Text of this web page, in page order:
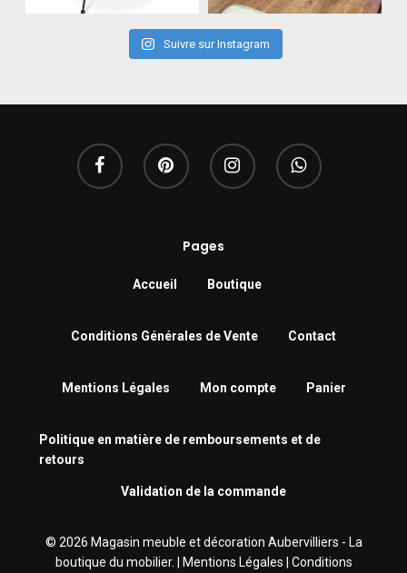
Suivre sur Instagram
Pages
Accueil Boutique
Conditions Générales de Vente Contact
Mentions Légales Mon compte Panier
Politique en matière de remboursements et de
retours
Validation de la commande
© 2026 Magasin meuble et décoration Aubervilliers - La
boutique du mobilier. |
Mentions Légales Conditions